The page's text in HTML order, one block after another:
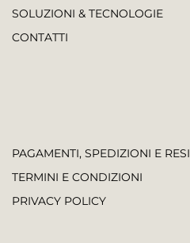
SOLUZIONI & TECNOLOGIE
CONTATTI
PAGAMENTI, SPEDIZIONI E RESI
TERMINI E CONDIZIONI
PRIVACY POLICY